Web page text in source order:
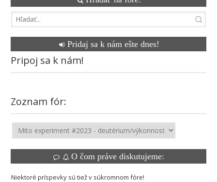
Pridaj sa k nám ešte dnes!
Pripoj sa k nám!
Zoznam fór:
O čom práve diskutujeme:
Niektoré príspevky sú tiež v súkromnom fóre!